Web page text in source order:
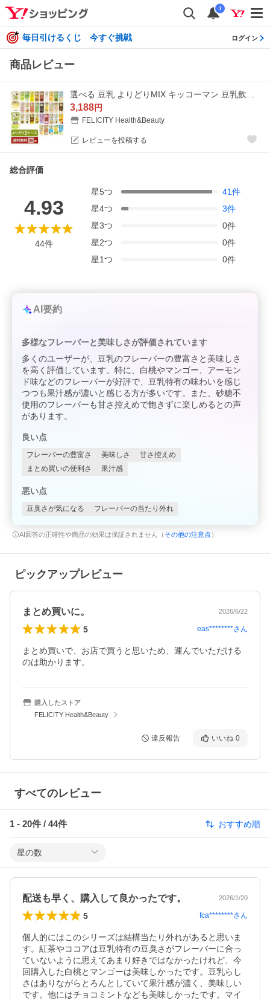
i
毎日引けるくじ 今すぐ挑戦 ログイン
商品レビュー
3,188円
FELICITY Health&Beauty
レビューを投稿する
総合評価
4.93
44件
星5つ 41件
星4つ 3件
星3つ 0件
星2つ 0件
星1つ 0件
AI要約
多様なフレーバーと美味しさが評価されています
多くのユーザーが、豆乳のフレーバーの豊富さと美味しさ
を高く評価しています。特に、白桃やマンゴー、アーモン
ド味などのフレーバーが好評で、豆乳特有の味わいを感じ
つつも果汁感が濃いと感じる方が多いです。また、砂糖不
使用のフレーバーも甘さ控えめで飽きずに楽しめるとの声
があります。
良い点
フレーバーの豊富さ 美味しさ
甘さ控えめ
まとめ買いの便利さ
果汁感
悪い点
豆臭さが気になる フレーバーの当たり外れ
AI回答の正確性や商品の効果は保証されません（ その他の注意点 ）
ピックアップレビュー
まとめ買いに。 2026/6/22
5 eas********さん
まとめ買いで、お店で買うと思いため、運んでいただける
のは助かります。
購入したストア
FELICITY Health&Beauty
違反報告 いいね 0
すべてのレビュー
1 - 20件 / 44件 おすすめ順
星の数
配送も早く、購入して良かったです。 2026/1/20
5 fca********さん
個人的にはこのシリーズは結構当たり外れがあると思いま
す。紅茶やココアは豆乳特有の豆臭さがフレーバーに合っ
ていないように思えてあまり好きではなかったけれど、今
回購入した白桃とマンゴーは美味しかったです。豆乳らし
さはありながらとろんとしていて果汁感が濃く、美味しい
です。他にはチョコミントなども美味しかったです。マイ